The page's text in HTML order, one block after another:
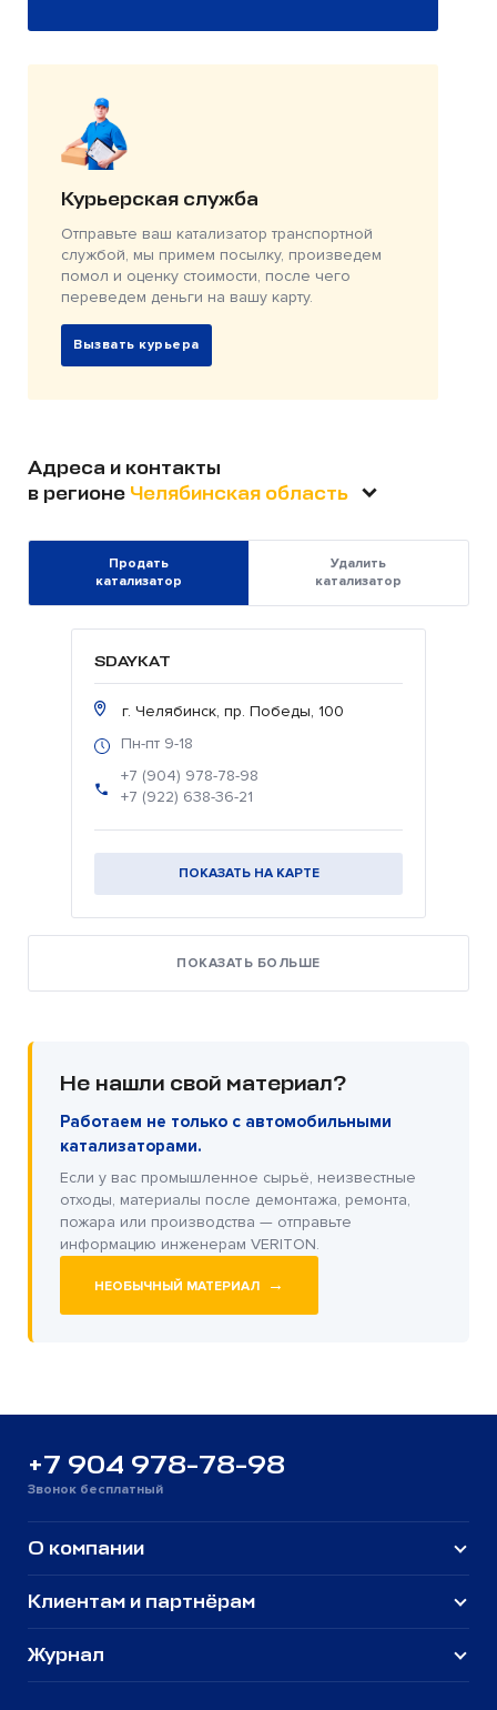
Курьерская служба
Отправьте ваш катализатор транспортной
службой, мы примем посылку, произведем
помол и оценку стоимости, после чего
переведем деньги на вашу карту.
Вызвать курьера
Адреса и контакты
в регионе Челябинская область
Продать
катализатор
Удалить
катализатор
SDAYKAT
г. Челябинск, пр. Победы, 100
Пн-пт 9-18
+7 (904) 978-78-98
+7 (922) 638-36-21
ПОКАЗАТЬ НА КАРТЕ
ПОКАЗАТЬ БОЛЬШЕ
Не нашли свой материал?
Работаем не только с автомобильными
катализаторами.
Если у вас промышленное сырьё, неизвестные
отходы, материалы после демонтажа, ремонта,
пожара или производства — отправьте
информацию инженерам VERITON.
НЕОБЫЧНЫЙ МАТЕРИАЛ →
+7 904 978-78-98
Звонок бесплатный
О компании
Клиентам и партнёрам
Журнал